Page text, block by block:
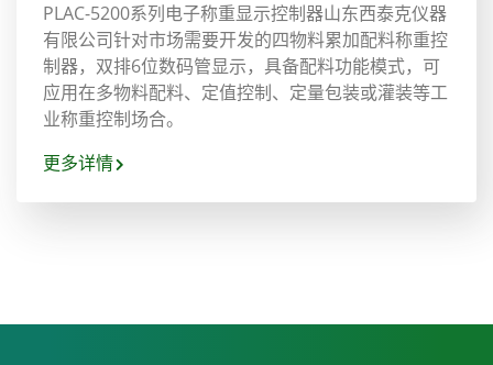
PLAC-5200系列电子称重显示控制器山东西泰克仪器
有限公司针对市场需要开发的四物料累加配料称重控
制器，双排6位数码管显示，具备配料功能模式，可
应用在多物料配料、定值控制、定量包装或灌装等工
业称重控制场合。
更多详情